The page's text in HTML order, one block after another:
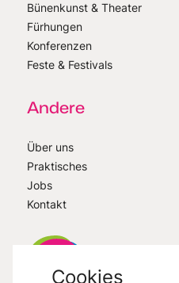
Bünenkunst & Theater
Fürhungen
Konferenzen
Feste & Festivals
Andere
Über uns
Praktisches
Jobs
Kontakt
Cookies